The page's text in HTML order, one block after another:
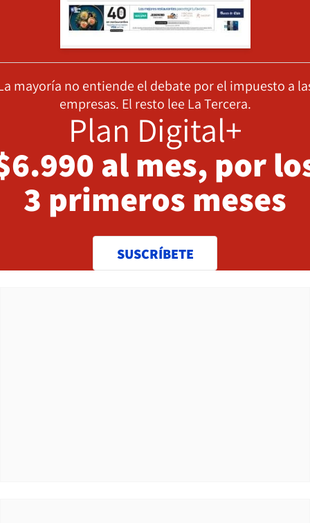
mayoría no entiende el debate por el impuesto a
empresas. El resto lee La Tercera.
Plan Digital+
al mes, por
3 primeros meses
SUSCRÍBETE